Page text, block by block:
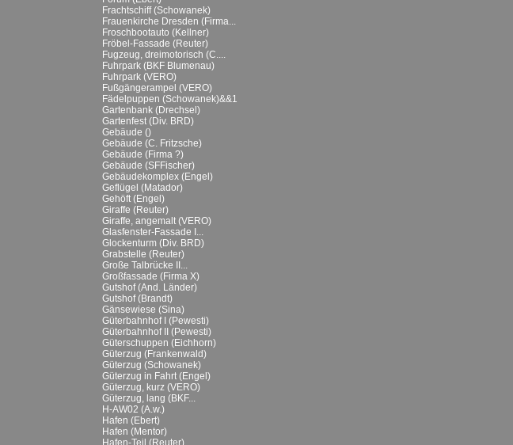
Frachtschiff (Schowanek)
Frauenkirche Dresden (Firma...
Froschbootauto (Kellner)
Fröbel-Fassade (Reuter)
Fugzeug, dreimotorisch (C....
Fuhrpark (BKF Blumenau)
Fuhrpark (VERO)
Fußgängerampel (VERO)
Fädelpuppen (Schowanek)&&1
Gartenbank (Drechsel)
Gartenfest (Div. BRD)
Gebäude ()
Gebäude (C. Fritzsche)
Gebäude (Firma ?)
Gebäude (SFFischer)
Gebäudekomplex (Engel)
Geflügel (Matador)
Gehöft (Engel)
Giraffe (Reuter)
Giraffe, angemalt (VERO)
Glasfenster-Fassade I...
Glockenturm (Div. BRD)
Grabstelle (Reuter)
Große Talbrücke II...
Großfassade (Firma X)
Gutshof (And. Länder)
Gutshof (Brandt)
Gänsewiese (Sina)
Güterbahnhof I (Pewesti)
Güterbahnhof II (Pewesti)
Güterschuppen (Eichhorn)
Güterzug (Frankenwald)
Güterzug (Schowanek)
Güterzug in Fahrt (Engel)
Güterzug, kurz (VERO)
Güterzug, lang (BKF...
H-AW02 (A.w.)
Hafen (Ebert)
Hafen (Mentor)
Hafen-Teil (Reuter)